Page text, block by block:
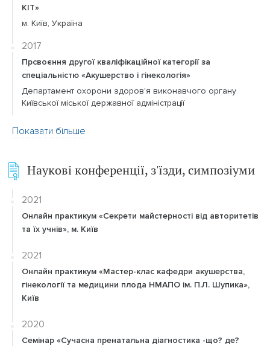
KIT»
м. Київ, Україна
2017
Прсвоєння другої кваліфікаційної категорії за
спеціальністю «Акушерство і гінекологія»
Департамент охорони здоров'я виконавчого органу
Київської міської державної адміністрації
Показати більше
Наукові конференції, з'їзди, симпозіуми
2021
Онлайн практикум «Секрети майстерності від авторитетів
та їх учнів», м. Київ
2021
Онлайн практикум «Мастер-клас кафедри акушерства,
гінекології та медицини плода НМАПО ім. П.Л. Шупика»,
Київ
2020
Семінар «Сучасна пренатальна діагностика -що? де?